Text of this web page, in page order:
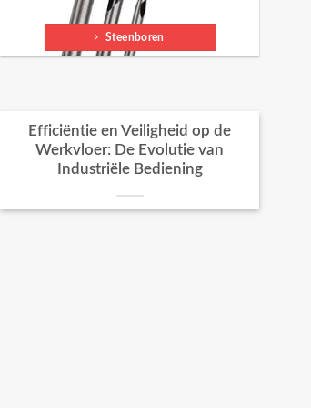
Steenboren
Efficiëntie en Veiligheid op de
Werkvloer: De Evolutie van
Industriële Bediening